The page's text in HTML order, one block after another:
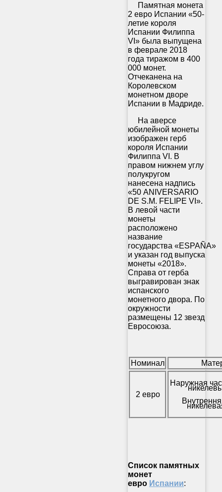
Памятная монета
2 евро Испании «50-
летие короля
Испании Филиппа
VI» была выпущена
в феврале 2018
года тиражом в 400
000 монет.
Отчеканена на
Королевском
монетном дворе
Испании в Мадриде.
На аверсе
юбилейной монеты
изображен герб
короля Испании
Филиппа VI. В
правом нижнем углу
полукругом
нанесена надпись
«50 ANIVERSARIO
DE S.M. FELIPE VI».
В левой части
монеты
расположено
название
государства «ESPAÑA»
и указан год выпуска
монеты «2018».
Справа от герба
выгравирован знак
испанского
монетного двора. По
окружности
размещены 12 звезд
Евросоюза.
Номинал
2 евро
Наружная
Список памятных
монет
евро Испании: